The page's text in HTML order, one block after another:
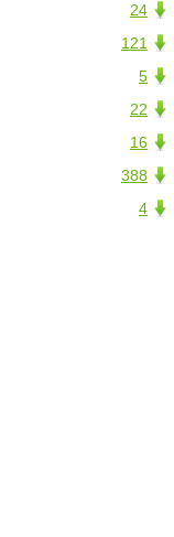
24
121
5
22
16
388
4